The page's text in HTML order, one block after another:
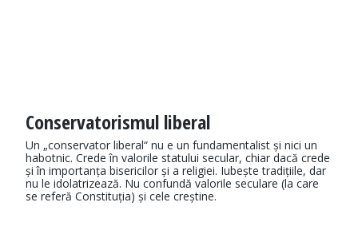
Conservatorismul liberal
Un „conservator liberal“ nu e un fundamentalist și nici un
habotnic. Crede în valorile statului secular, chiar dacă crede
și în importanța bisericilor și a religiei. Iubește tradițiile, dar
nu le idolatrizează. Nu confundă valorile seculare (la care
se referă Constituția) și cele creștine.